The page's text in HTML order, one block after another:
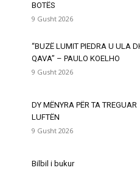
BOTËS
9 Gusht 2026
“BUZË LUMIT PIEDRA U ULA
QAVA” – PAULO KOELHO
9 Gusht 2026
DY MËNYRA PËR TA TREGUAR
LUFTËN
9 Gusht 2026
Bilbil i bukur